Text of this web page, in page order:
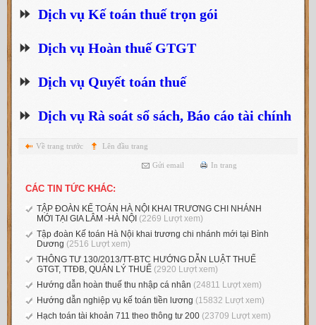
⏩ Dịch vụ Kế toán thuế trọn gói
⏩ Dịch vụ Hoàn thuế GTGT
⏩ Dịch vụ Quyết toán thuế
⏩ Dịch vụ Rà soát sổ sách, Báo cáo tài chính
Về trang trước Lên đầu trang
Gửi email In trang
CÁC TIN TỨC KHÁC:
TẬP ĐOÀN KẾ TOÁN HÀ NỘI KHAI TRƯƠNG CHI NHÁNH
MỚI TẠI GIA LÂM -HÀ NỘI (2269 Lượt xem)
Tập đoàn Kế toán Hà Nội khai trương chi nhánh mới tại Bình
Dương (2516 Lượt xem)
THÔNG TƯ 130/2013/TT-BTC HƯỚNG DẪN LUẬT THUẾ
GTGT, TTĐB, QUẢN LÝ THUẾ (2920 Lượt xem)
Hướng dẫn hoàn thuế thu nhập cá nhân (24811 Lượt xem)
Hướng dẫn nghiệp vụ kế toán tiền lương (15832 Lượt xem)
Hạch toán tài khoản 711 theo thông tư 200 (23709 Lượt xem)